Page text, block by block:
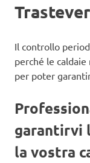
Il controllo
perché le
per poter
garantirvi
la vostra